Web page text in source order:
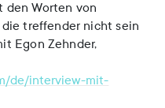
den Worten von
treffender nicht sein
Egon Zehnder,
de/interview-mit-